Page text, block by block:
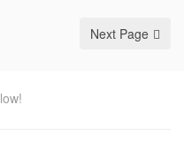
Next Page